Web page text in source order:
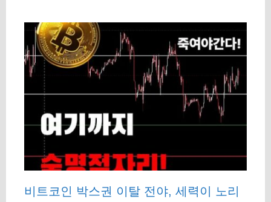
비트코인 박스권 이탈 전야, 세력이 노리